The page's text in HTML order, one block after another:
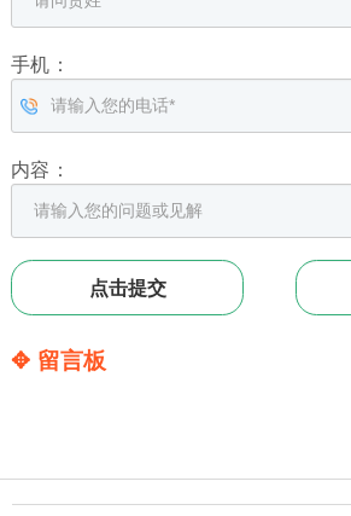
手机：
内容：
✥ 留言板